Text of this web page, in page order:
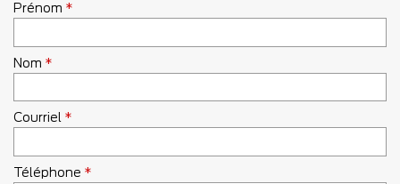
Prénom *
Nom *
Courriel *
Téléphone *